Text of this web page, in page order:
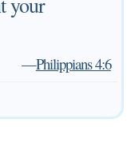
—Philippians 4:6